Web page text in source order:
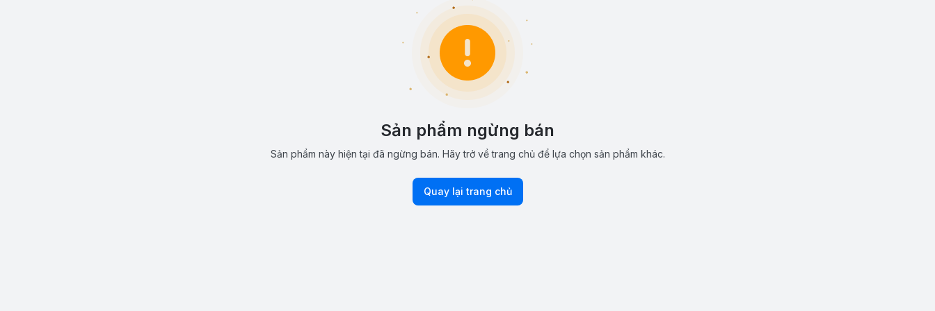
Sản phẩm ngừng bán
Sản phẩm này hiện tại đã ngừng bán. Hãy trở về trang chủ để lựa chọn sản phẩm khác.
Quay lại trang chủ